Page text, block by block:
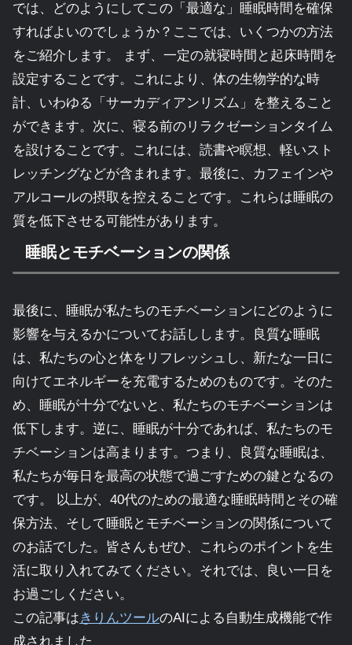
では、どのようにしてこの「最適な」睡眠時間を確保
すればよいのでしょうか？ここでは、いくつかの方法
をご紹介します。 まず、一定の就寝時間と起床時間を
設定することです。これにより、体の生物学的な時
計、いわゆる「サーカディアンリズム」を整えること
ができます。次に、寝る前のリラクゼーションタイム
を設けることです。これには、読書や瞑想、軽いスト
レッチングなどが含まれます。最後に、カフェインや
アルコールの摂取を控えることです。これらは睡眠の
質を低下させる可能性があります。
睡眠とモチベーションの関係
最後に、睡眠が私たちのモチベーションにどのように
影響を与えるかについてお話しします。良質な睡眠
は、私たちの心と体をリフレッシュし、新たな一日に
向けてエネルギーを充電するためのものです。そのた
め、睡眠が十分でないと、私たちのモチベーションは
低下します。逆に、睡眠が十分であれば、私たちのモ
チベーションは高まります。つまり、良質な睡眠は、
私たちが毎日を最高の状態で過ごすための鍵となるの
です。 以上が、40代のための最適な睡眠時間とその確
保方法、そして睡眠とモチベーションの関係について
のお話でした。皆さんもぜひ、これらのポイントを生
活に取り入れてみてください。それでは、良い一日を
お過ごしください。
この記事はきりんツールのAIによる自動生成機能で作
成されました